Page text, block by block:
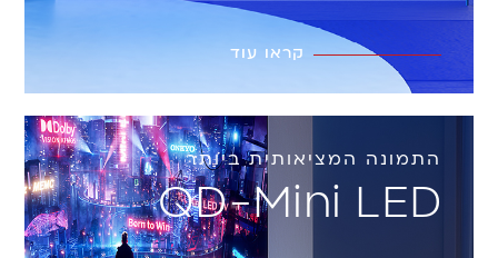
קראו עוד
התמונה המציאותית ביותר
QD-Mini LED